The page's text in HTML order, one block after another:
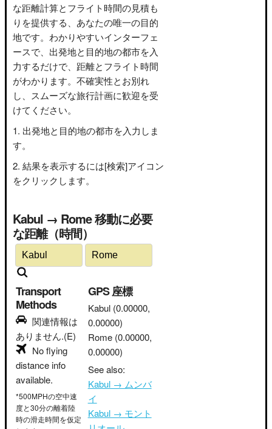
な距離計算とフライト時間の見積も
りを提供する、あなたの唯一の目的
地です。わかりやすいインターフェ
ースで、出発地と目的地の都市を入
力するだけで、距離とフライト時間
がわかります。不確実性とお別れ
し、スムーズな旅行計画に歓迎を受
けてください。
出発地と目的地の都市を入力しま
す。
結果を表示するには[検索]アイコン
をクリックします。
Kabul → Rome 移動に必要
な距離（時間）
Transport
Methods
関連情報は
ありません.(E)
No flying
distance info
available.
*500MPHの空中速
度と30分の離着陸
時の滑走時間を仮定
GPS 座標
Kabul (0.00000,
0.00000)
Rome (0.00000,
0.00000)
See also:
Kabul → ムンバ
イ
Kabul → モント